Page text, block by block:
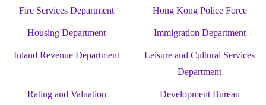
Fire Services Department Hong Kong Police Force
Housing Department Immigration Department
Inland Revenue Department
Leisure and Cultural Services
Department
Rating and Valuation Development Bureau